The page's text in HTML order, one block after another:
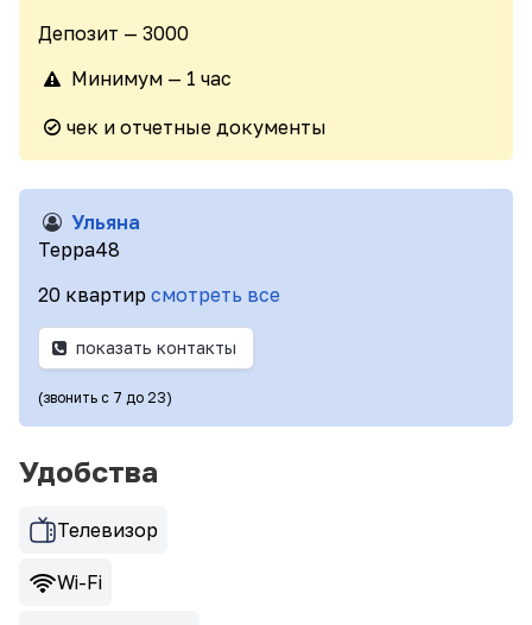
Депозит — 3000
Минимум — 1 час
чек и отчетные документы
Ульяна
Терра48
20 квартир смотреть все
показать контакты
(звонить с 7 до 23)
Удобства
Телевизор
Wi-Fi